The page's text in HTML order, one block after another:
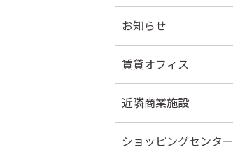
お知らせ
賃貸オフィス
近隣商業施設
ショッピングセンター